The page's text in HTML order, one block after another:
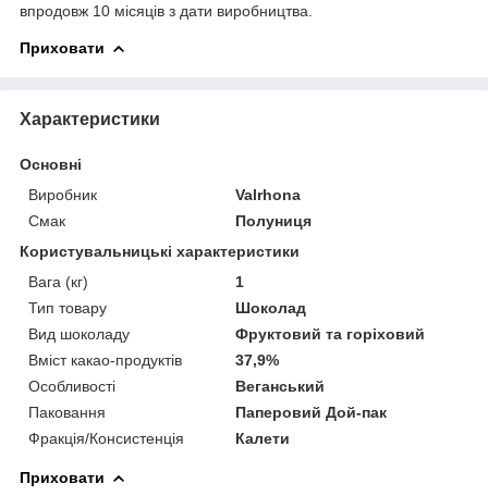
впродовж 10 місяців з дати виробництва.
Приховати
Характеристики
Основні
Виробник
Valrhona
Смак
Полуниця
Користувальницькі характеристики
Вага (кг)
1
Тип товару
Шоколад
Вид шоколаду
Фруктовий та горіховий
Вміст какао-продуктів
37,9%
Особливості
Веганський
Паковання
Паперовий Дой-пак
Фракція/Консистенція
Калети
Приховати